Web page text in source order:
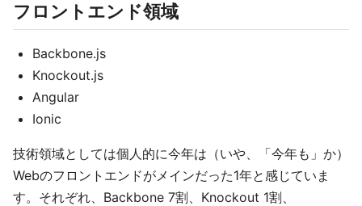
フロントエンド領域
Backbone.js
Knockout.js
Angular
Ionic
技術領域としては個人的に今年は（いや、「今年も」か）
Webのフロントエンドがメインだった1年と感じていま
す。それぞれ、Backbone 7割、Knockout 1割、